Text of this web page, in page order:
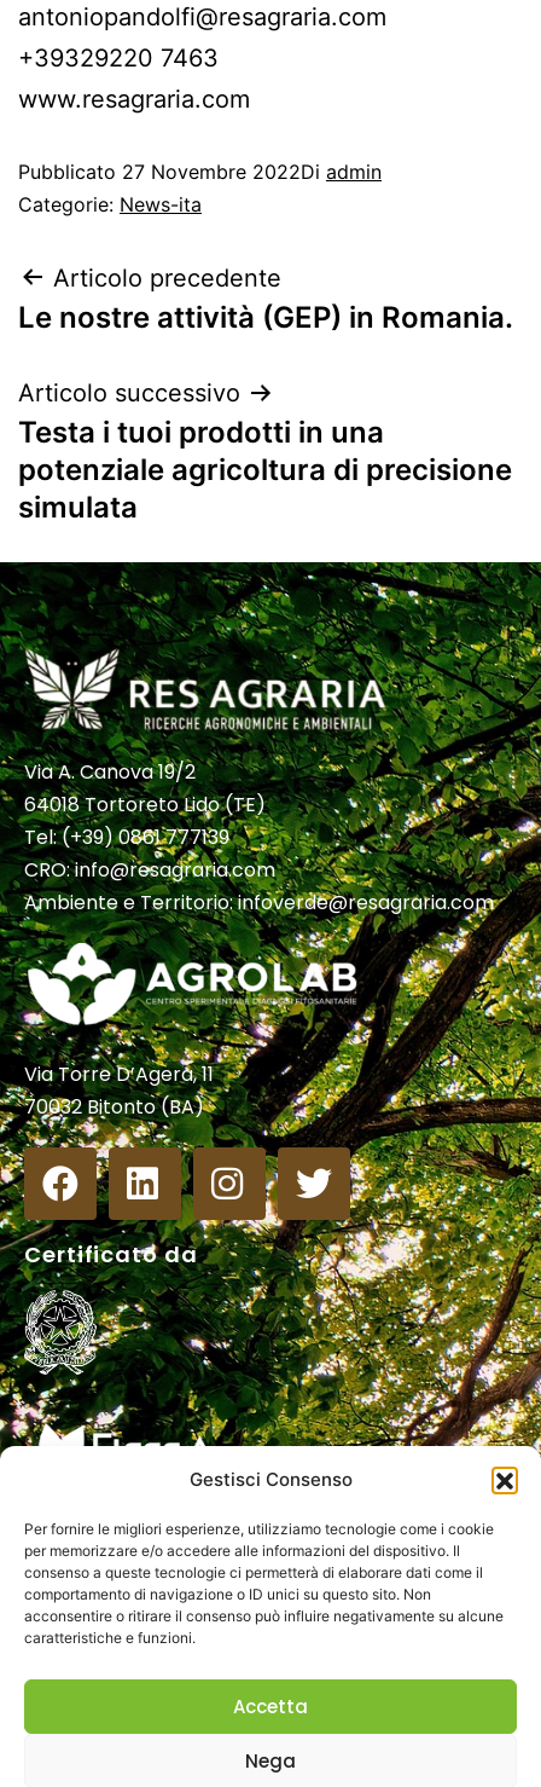
Gestisci Consenso
Per fornire le migliori esperienze, utilizziamo tecnologie come i cookie
per memorizzare e/o accedere alle informazioni del dispositivo. Il
consenso a queste tecnologie ci permetterà di elaborare dati come il
comportamento di navigazione o ID unici su questo sito. Non
acconsentire o ritirare il consenso può influire negativamente su alcune
caratteristiche e funzioni.
Accetta
Nega
antoniopandolfi@resagraria.com
+39329220 7463
www.resagraria.com
Pubblicato 27 Novembre 2022Di admin
Categorie: News-ita
Articolo precedente
Le nostre attività (GEP) in Romania.
Articolo successivo
Testa i tuoi prodotti in una
potenziale agricoltura di precisione
simulata
Via A. Canova 19/2
64018 Tortoreto Lido (TE)
Tel:(+39) 0861 777139
CRO: info@resagraria.com
Ambiente e Territorio:infoverde@resagraria.com
Via Torre D’Agera, 11
70032 Bitonto (BA)
Certificato da
Res Agraria S.r.l.
P.Iva: IT01787930674
SDI: M5UXCR1
N. REA TE-152896
Cap. Soc. € 10.000,00 i.v.
resagrariasrl@pec.it